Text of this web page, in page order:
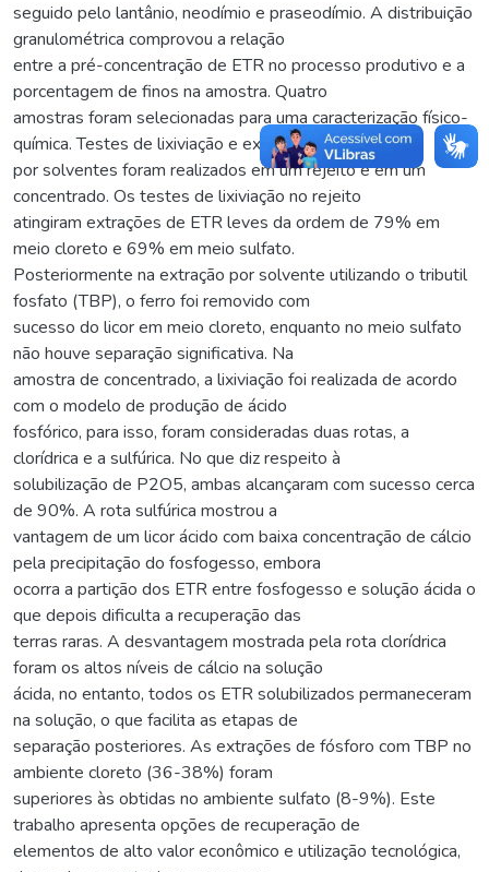
seguido pelo lantânio, neodímio e praseodímio. A distribuição
granulométrica comprovou a relação
entre a pré-concentração de ETR no processo produtivo e a
porcentagem de finos na amostra. Quatro
amostras foram selecionadas para uma caracterização físico-
química. Testes de lixiviação e extração
por solventes foram realizados em um rejeito e em um
concentrado. Os testes de lixiviação no rejeito
atingiram extrações de ETR leves da ordem de 79% em
meio cloreto e 69% em meio sulfato.
Posteriormente na extração por solvente utilizando o tributil
fosfato (TBP), o ferro foi removido com
sucesso do licor em meio cloreto, enquanto no meio sulfato
não houve separação significativa. Na
amostra de concentrado, a lixiviação foi realizada de acordo
com o modelo de produção de ácido
fosfórico, para isso, foram consideradas duas rotas, a
clorídrica e a sulfúrica. No que diz respeito à
solubilização de P2O5, ambas alcançaram com sucesso cerca
de 90%. A rota sulfúrica mostrou a
vantagem de um licor ácido com baixa concentração de cálcio
pela precipitação do fosfogesso, embora
ocorra a partição dos ETR entre fosfogesso e solução ácida o
que depois dificulta a recuperação das
terras raras. A desvantagem mostrada pela rota clorídrica
foram os altos níveis de cálcio na solução
ácida, no entanto, todos os ETR solubilizados permaneceram
na solução, o que facilita as etapas de
separação posteriores. As extrações de fósforo com TBP no
ambiente cloreto (36-38%) foram
superiores às obtidas no ambiente sulfato (8-9%). Este
trabalho apresenta opções de recuperação de
elementos de alto valor econômico e utilização tecnológica,